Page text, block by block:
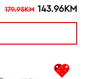
179.95KM 143.96KM